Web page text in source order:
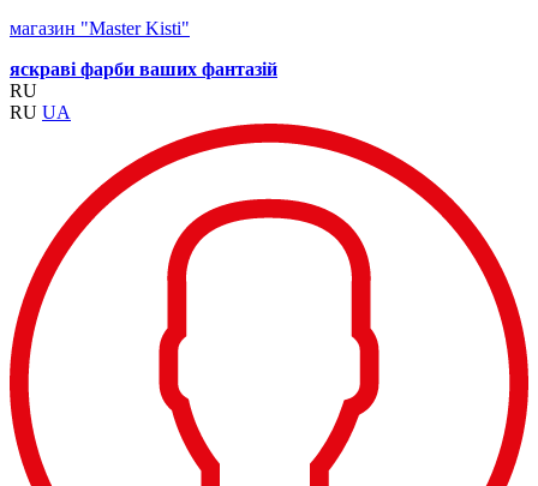
магазин "Master Kisti"
яскраві фарби ваших фантазій
RU
RU UA